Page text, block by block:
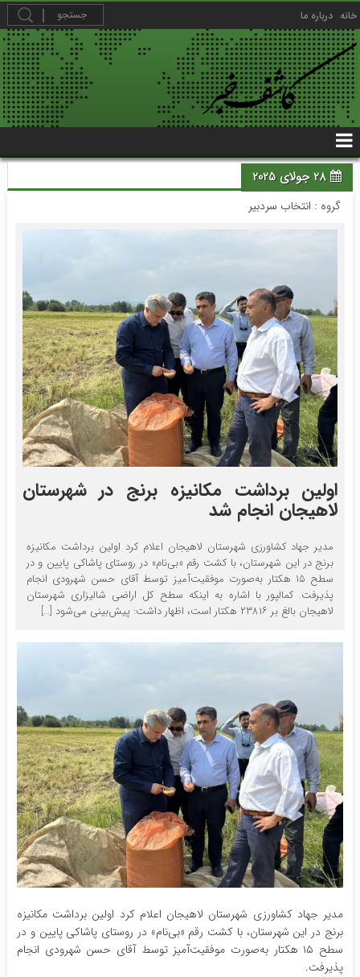
خانه درباره ما
28 جولای 2025
گروه : انتخاب سردبیر
اولین برداشت مکانیزه برنج در شهرستان
لاهیجان انجام شد
مدیر جهاد کشاورزی شهرستان لاهیجان اعلام کرد اولین برداشت مکانیزه
برنج در این شهرستان، با کشت رقم «بی‌نام» در روستای پاشاکی پایین و در
سطح ۱۵ هکتار به‌صورت موفقیت‌آمیز توسط آقای حسن شهرودی انجام
پذیرفت. کمالپور با اشاره به اینکه سطح کل اراضی شالیزاری شهرستان
لاهیجان بالغ بر ۲۳۸۱۶ هکتار است، اظهار داشت: پیش‌بینی می‌شود […]
مدیر جهاد کشاورزی شهرستان لاهیجان اعلام کرد اولین برداشت مکانیزه
برنج در این شهرستان، با کشت رقم «بی‌نام» در روستای پاشاکی پایین و در
سطح ۱۵ هکتار به‌صورت موفقیت‌آمیز توسط آقای حسن شهرودی انجام
پذیرفت.